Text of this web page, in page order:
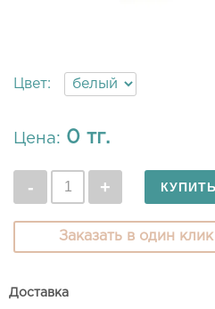
Цвет:
Цена: 0 тг.
Заказать в один клик
Доставка